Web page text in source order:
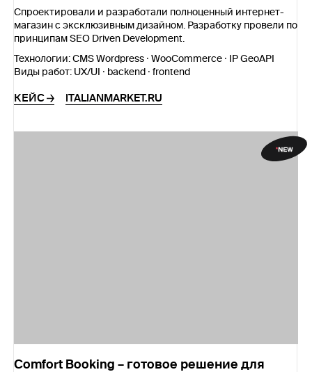
Спроектировали и разработали полноценный интернет-
магазин с эксклюзивным дизайном. Разработку провели по
принципам SEO Driven Development.
Технологии: CMS Wordpress · WooCommerce · IP GeoAPI
Виды работ: UX/UI · backend · frontend
КЕЙС ITALIANMARKET.RU
Comfort Booking – готовое решение для